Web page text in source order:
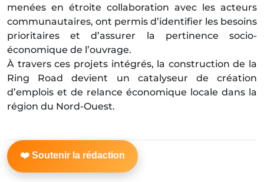
menées en étroite collaboration avec les acteurs
communautaires, ont permis d’identifier les besoins
prioritaires et d’assurer la pertinence socio-
économique de l’ouvrage.
À travers ces projets intégrés, la construction de la
Ring Road devient un catalyseur de création
d’emplois et de relance économique locale dans la
région du Nord-Ouest.